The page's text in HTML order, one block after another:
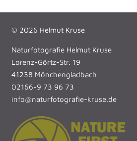
© 2026 Helmut Kruse
Naturfotografie Helmut Kruse
Lorenz-Görtz-Str. 19
41238 Mönchengladbach
02166-9 73 96 73
info@naturfotografie-kruse.de